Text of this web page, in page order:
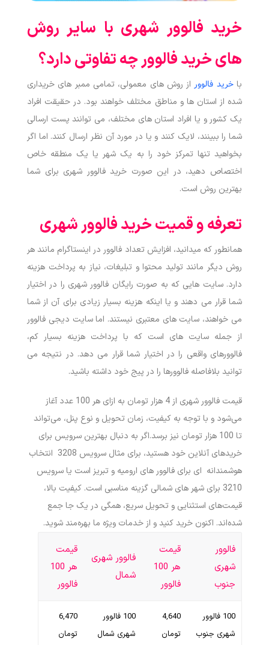
خرید فالوور شهری با سایر روش
های خرید فالوور چه تفاوتی دارد؟
باخرید فالوور از روش های معمولی، تمامی ممبر های خریداری
شده از استان‌ ها و مناطق مختلف خواهند بود. در حقیقت افراد
یک کشور و یا افراد استان های مختلف، می توانند پست ارسالی
شما را ببینند، لایک کنند و یا در مورد آن نظر ارسال کنند. اما اگر
بخواهید تنها تمرکز خود را به یک شهر یا یک منطقه خاص
اختصاص دهید، در این صورت خرید فالوور شهری برای شما
بهترین روش است.
تعرفه و قمیت خرید فالوور شهری
همانطور که میدانید، افزایش تعداد فالوور در اینستاگرام مانند هر
روش دیگر مانند تولید محتوا و تبلیغات، نیاز به پرداخت هزینه
دارد. سایت هایی که به صورت رایگان فالوور شهری را در اختیار
شما قرار می دهند و یا اینکه هزینه بسیار زیادی برای آن از شما
می‌ خواهند، سایت های معتبری نیستند. اما سایت دیجی فالوور
از جمله سایت های است که با پرداخت هزینه بسیار کم،
فالوورهای واقعی را در اختیار شما قرار می دهد. در نتیجه می
توانید بلافاصله فالوورها را در پیج خود داشته باشید.
قیمت فالوور شهری از 4 هزار تومان به ازای هر 100 عدد آغاز
می‌شود و با توجه به کیفیت، زمان تحویل و نوع پنل، می‌تواند
تا 100 هزار تومان نیز برسد.اگر به دنبال بهترین سرویس برای
خریدهای آنلاین خود هستید، برای مثال سرویس 3208 انتخاب
هوشمندانه ای برای فالوور های ارومیه و تبریز است یا سرویس
3210 برای شهر های شمالی گزینه مناسبی است. کیفیت بالا،
قیمت‌های استثنایی و تحویل سریع، همگی در یک جا جمع
شده‌اند. اکنون خرید کنید و از خدمات ویژه ما بهره‌مند شوید.
فالوور
شهری
جنوب
قیمت
هر 100
فالوور
فالوور شهری
شمال
قیمت
هر 100
فالوور
100 فالوور
شهری جنوب
4,640
تومان
100 فالوور
شهری شمال
6,470
تومان